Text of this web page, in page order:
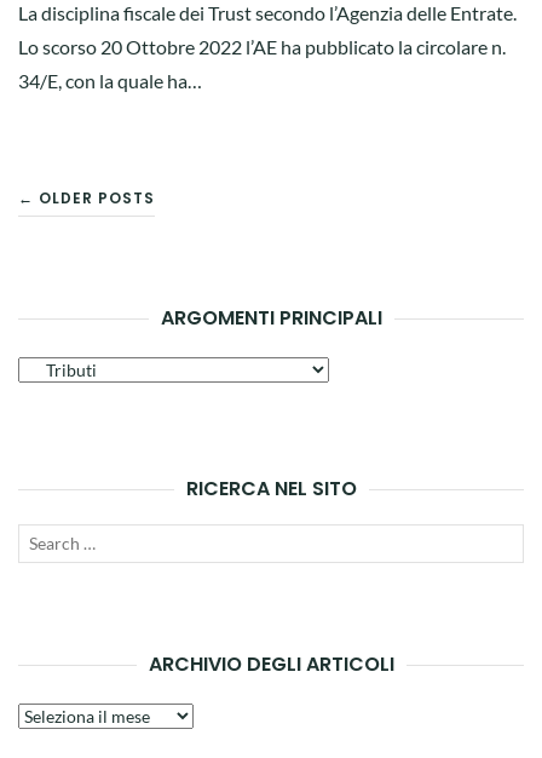
La disciplina fiscale dei Trust secondo l’Agenzia delle Entrate.
Lo scorso 20 Ottobre 2022 l’AE ha pubblicato la circolare n.
34/E, con la quale ha…
NAVIGAZIONE
← OLDER POSTS
ARGOMENTI PRINCIPALI
Argomenti
RICERCA NEL SITO
Search
ARCHIVIO DEGLI ARTICOLI
Archivio